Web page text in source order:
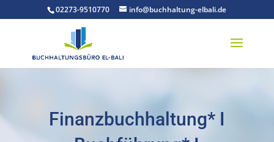
02273-9510770 info@buchhaltung-elbali.de
Finanzbuchhaltung* I